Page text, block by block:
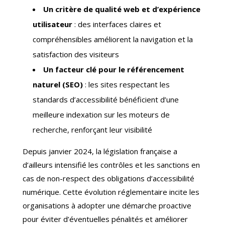
Un critère de qualité web et d’expérience
utilisateur: des interfaces claires et
compréhensibles améliorent la navigation et la
satisfaction des visiteurs
Un facteur clé pour le référencement
naturel (SEO): les sites respectant les
standards d’accessibilité bénéficient d’une
meilleure indexation sur les moteurs de
recherche, renforçant leur visibilité
Depuis janvier 2024, la législation française a
d’ailleurs intensifié les contrôles et les sanctions en
cas de non-respect des obligations d’accessibilité
numérique. Cette évolution réglementaire incite les
organisations à adopter une démarche proactive
pour éviter d’éventuelles pénalités et améliorer